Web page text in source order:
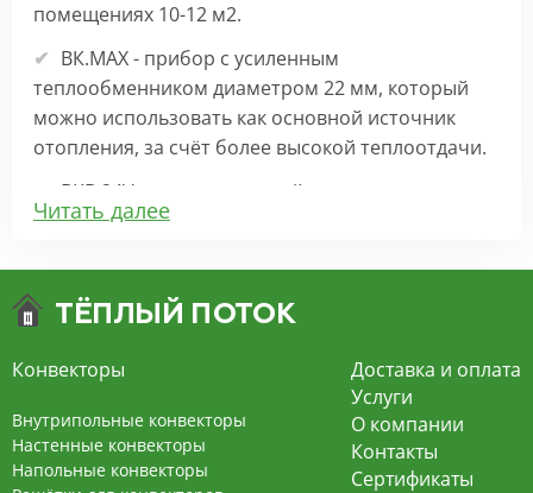
помещениях 10-12 м2.
ВК.МАХ - прибор с усиленным
теплообменником диаметром 22 мм, который
можно использовать как основной источник
отопления, за счёт более высокой теплоотдачи.
ВКВ 24V – внутрипольный конвектор
отопления с вентилятором на 24В подходит для
экономит электроэнергию и бесшумно работает.
конвекцией на 220В. За счет тангенциального
вентилятора создает принудительную
конвекцию, что позволяет обогревать
помещения большой площади.
Читать далее
Конвекторы
Внутрипольные конвекторы
Настенные конвекторы
Напольные конвекторы
Доставка и оплата
Услуги
О компании
Контакты
Сертификаты